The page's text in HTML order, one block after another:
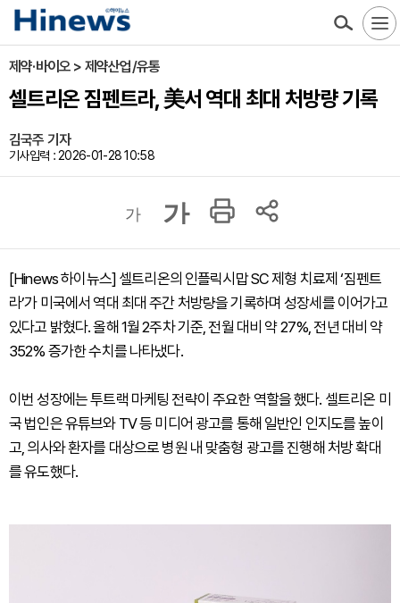
제약·바이오 > 제약산업/유통
셀트리온 짐펜트라, 美서 역대 최대 처방량 기록
김국주 기자
기사입력 : 2026-01-28 10:58
가 가
[Hinews 하이뉴스] 셀트리온의 인플릭시맙 SC 제형 치료제 ‘짐펜트
라’가 미국에서 역대 최대 주간 처방량을 기록하며 성장세를 이어가고
있다고 밝혔다. 올해 1월 2주차 기준, 전월 대비 약 27%, 전년 대비 약
352% 증가한 수치를 나타냈다.
이번 성장에는 투트랙 마케팅 전략이 주요한 역할을 했다. 셀트리온 미
국 법인은 유튜브와 TV 등 미디어 광고를 통해 일반인 인지도를 높이
고, 의사와 환자를 대상으로 병원 내 맞춤형 광고를 진행해 처방 확대
를 유도했다.